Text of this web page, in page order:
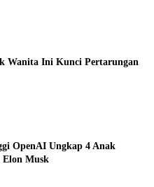
Wanita Ini Kunci Pertarungan
OpenAI Ungkap 4 Anak
Elon Musk